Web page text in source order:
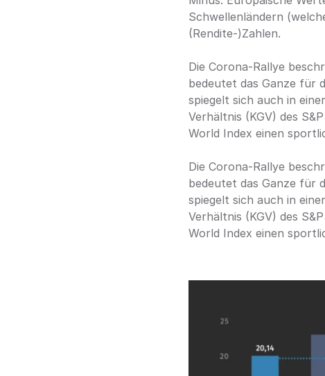
Schwellenländern
(Rendite-)Zahlen.
Die Corona-Rallye
bedeutet das Ganze für
spiegelt sich auch in
Verhältnis (KGV) des
World Index einen
Die Corona-Rallye
bedeutet das Ganze für
spiegelt sich auch in
Verhältnis (KGV) des
World Index einen